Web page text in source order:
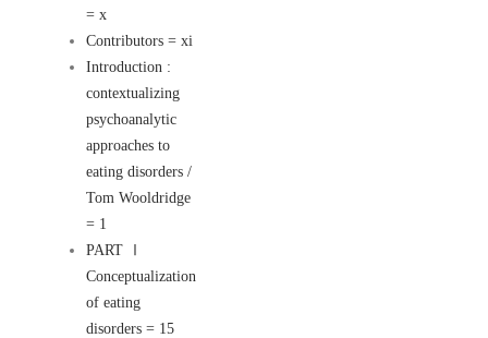
= x
Contributors = xi
Introduction :
contextualizing
psychoanalytic
approaches to
eating disorders /
Tom Wooldridge
= 1
PART Ⅰ
Conceptualization
of eating
disorders = 15